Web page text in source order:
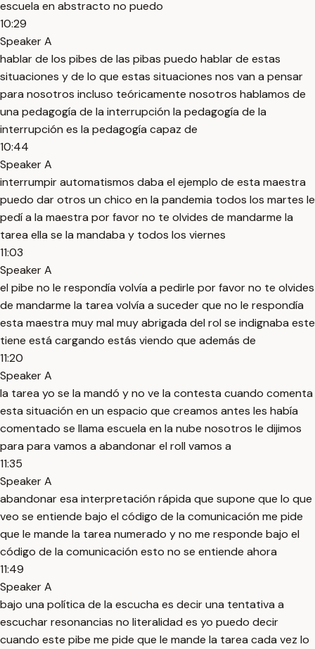
escuela en abstracto no puedo
10:29
Speaker A
hablar de los pibes de las pibas puedo hablar de estas
situaciones y de lo que estas situaciones nos van a pensar
para nosotros incluso teóricamente nosotros hablamos de
una pedagogía de la interrupción la pedagogía de la
interrupción es la pedagogía capaz de
10:44
Speaker A
interrumpir automatismos daba el ejemplo de esta maestra
puedo dar otros un chico en la pandemia todos los martes le
pedí a la maestra por favor no te olvides de mandarme la
tarea ella se la mandaba y todos los viernes
11:03
Speaker A
el pibe no le respondía volvía a pedirle por favor no te olvides
de mandarme la tarea volvía a suceder que no le respondía
esta maestra muy mal muy abrigada del rol se indignaba este
tiene está cargando estás viendo que además de
11:20
Speaker A
la tarea yo se la mandó y no ve la contesta cuando comenta
esta situación en un espacio que creamos antes les había
comentado se llama escuela en la nube nosotros le dijimos
para para vamos a abandonar el roll vamos a
11:35
Speaker A
abandonar esa interpretación rápida que supone que lo que
veo se entiende bajo el código de la comunicación me pide
que le mande la tarea numerado y no me responde bajo el
código de la comunicación esto no se entiende ahora
11:49
Speaker A
bajo una política de la escucha es decir una tentativa a
escuchar resonancias no literalidad es yo puedo decir
cuando este pibe me pide que le mande la tarea cada vez lo